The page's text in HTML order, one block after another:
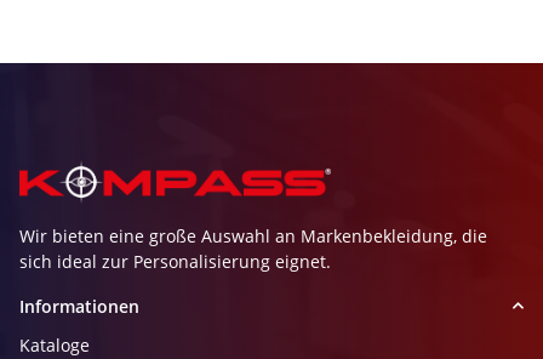
Wir bieten eine große Auswahl an Markenbekleidung, die
sich ideal zur Personalisierung eignet.
Informationen
Kataloge